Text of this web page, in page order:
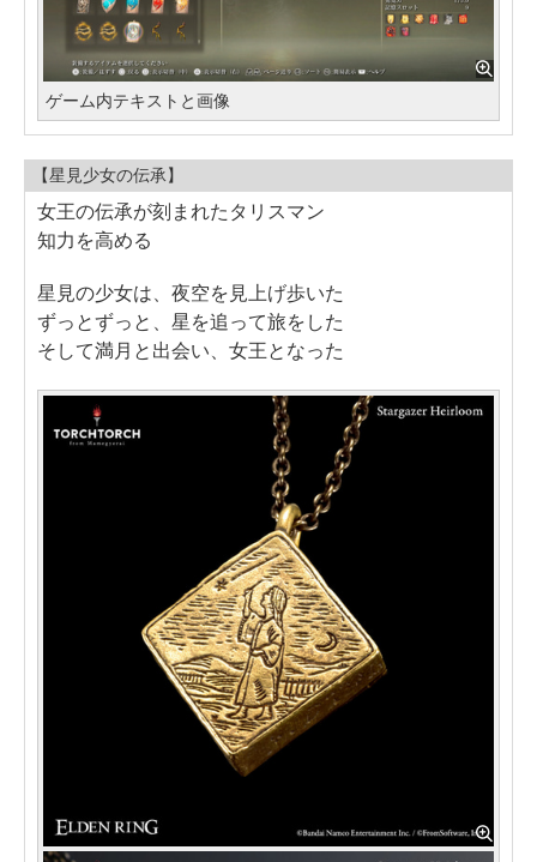
ゲーム内テキストと画像
【星見少女の伝承】
女王の伝承が刻まれたタリスマン
知力を高める
星見の少女は、夜空を見上げ歩いた
ずっとずっと、星を追って旅をした
そして満月と出会い、女王となった